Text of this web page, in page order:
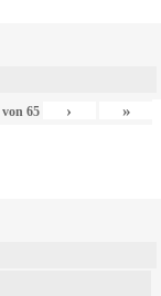
von 65 › »